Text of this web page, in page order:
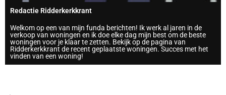
Redactie Ridderkerkkrant
Welkom op een van mijn funda berichten! Ik werk al jaren in de
verkoop van woningen en ik doe elke dag mijn best om de beste
woningen voor je klaar te zetten. Bekijk op de pagina van
Ridderkerkkrant de recent geplaatste woningen. Succes met het
vinden van een woning!